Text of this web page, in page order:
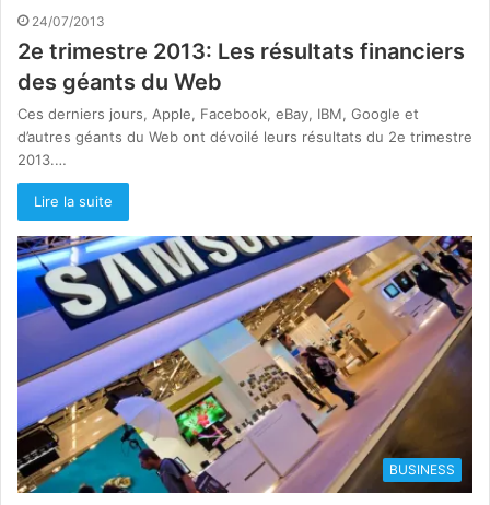
24/07/2013
2e trimestre 2013: Les résultats financiers
des géants du Web
Ces derniers jours, Apple, Facebook, eBay, IBM, Google et
d’autres géants du Web ont dévoilé leurs résultats du 2e trimestre
2013.…
Lire la suite
BUSINESS